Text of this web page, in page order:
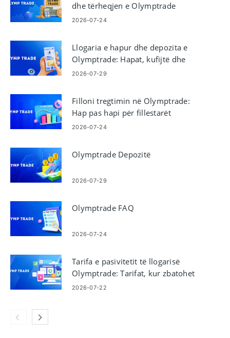
dhe tërheqjen e Olymptrade
2026-07-24
Llogaria e hapur dhe depozita e
Olymptrade: Hapat, kufijtë dhe
metodat
2026-07-29
Filloni tregtimin në Olymptrade:
Hap pas hapi për fillestarët
2026-07-24
Olymptrade Depozitë
2026-07-29
Olymptrade FAQ
2026-07-24
Tarifa e pasivitetit të llogarisë
Olymptrade: Tarifat, kur zbatohet
2026-07-22